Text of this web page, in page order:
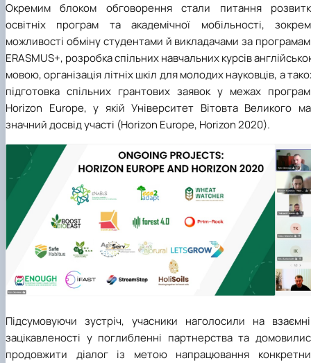
Окремим блоком обговорення стали питання
освітніх програм та академічної мобільності,
можливості обміну студентами й викладачами за
ERASMUS+, розробка спільних навчальних курсів
мовою, організація літніх шкіл для молодих науковців, а
підготовка спільних грантових заявок у межах
Horizon Europe, у якій Університет Вітовта Великого
значний досвід участі (Horizon Europe, Horizon 2020).
Підсумовуючи зустріч, учасники наголосили на
зацікавленості у поглибленні партнерства та
продовжити діалог із метою напрацювання